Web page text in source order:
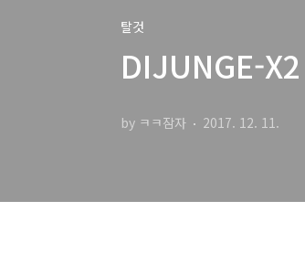
탈것
DIJUNGE-
by ㅋㅋ잠자 2017. 12. 11.